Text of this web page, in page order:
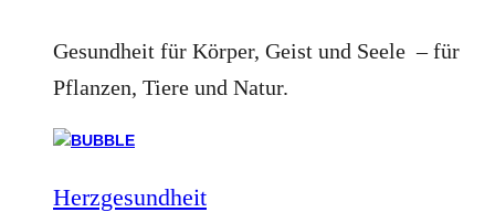
Gesundheit für Körper, Geist und Seele – für
Pflanzen, Tiere und Natur.
Herzgesundheit